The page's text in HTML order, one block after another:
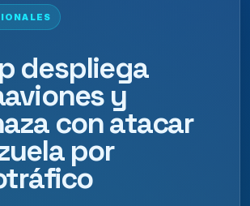
despliega
y
con atacar
por